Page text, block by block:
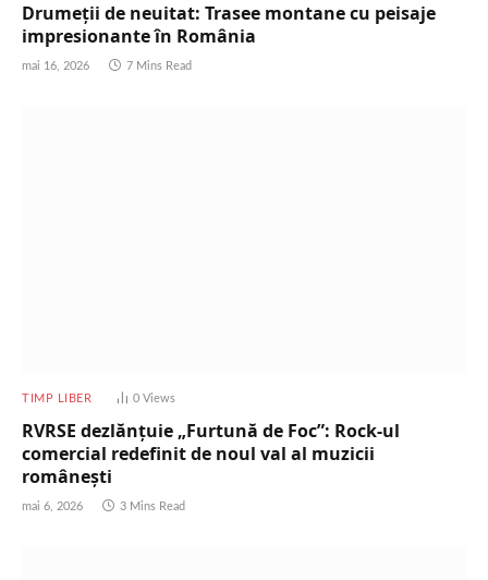
Drumeții de neuitat: Trasee montane cu peisaje
impresionante în România
mai 16, 2026 7 Mins Read
TIMP LIBER 0 Views
RVRSE dezlănțuie „Furtună de Foc”: Rock-ul
comercial redefinit de noul val al muzicii
românești
mai 6, 2026 3 Mins Read